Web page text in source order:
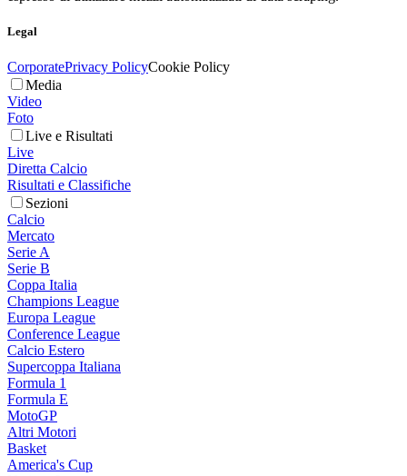
Legal
CorporatePrivacy PolicyCookie Policy
Media
Video
Foto
Live e Risultati
Live
Diretta Calcio
Risultati e Classifiche
Sezioni
Calcio
Mercato
Serie A
Serie B
Coppa Italia
Champions League
Europa League
Conference League
Calcio Estero
Supercoppa Italiana
Formula 1
Formula E
MotoGP
Altri Motori
Basket
America's Cup